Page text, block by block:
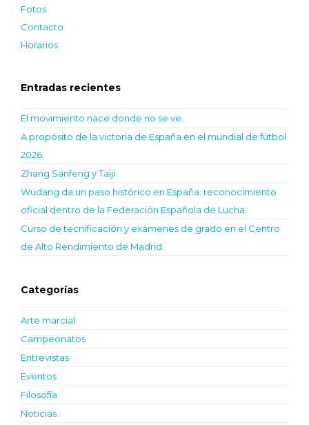
Fotos
Contacto
Horarios
Entradas recientes
El movimiento nace donde no se ve.
A propósito de la victoria de España en el mundial de fútbol
2026.
Zhang Sanfeng y Taiji
Wudang da un paso histórico en España: reconocimiento
oficial dentro de la Federación Española de Lucha.
Curso de tecnificación y exámenes de grado en el Centro
de Alto Rendimiento de Madrid.
Categorías
Arte marcial
Campeonatos
Entrevistas
Eventos
Filosofía
Noticias